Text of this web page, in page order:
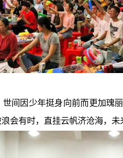
间因少年挺身向前而更加瑰
会有时，直挂云帆济沧海，未